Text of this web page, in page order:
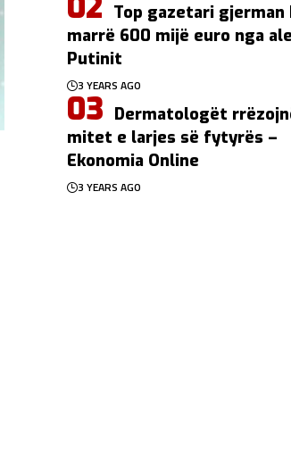
Top gazetari gjerman
marrë 600 mijë euro nga
Putinit
3 YEARS AGO
Dermatologët
mitet e larjes së fytyrës –
Ekonomia Online
3 YEARS AGO